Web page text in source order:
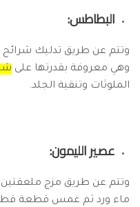
البطاطس:
وتتم عن طريق تدليك شرائح
وهي معروفة بقدرتها على
الملوثات وتنقية الجلد.
عصير الليمون:
وتتم عن طريق مزج ملعقتين
ماء ورد ثم غمس قطعة قطن